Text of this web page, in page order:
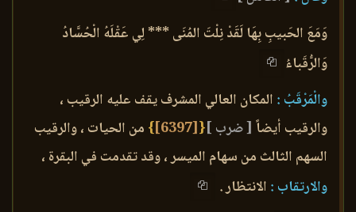
وَمَعَ الحَبيبِ بِهَا لَقَدْ نِلْتَ المُنَى *** لِي عَقْلَهُ الْحُسَّادُ
وَالرُّقَباءُ
والْمَرْقَبُ : المكان العالي المشرف يقف عليه الرقيب ،
والرقيب أيضاً [ ضرب ]{
[6397]
} من الحيات ، والرقيب
السهم الثالث من سهام الميسر ، وقد تقدمت في البقرة ،
والارتقاب : الانتظار .